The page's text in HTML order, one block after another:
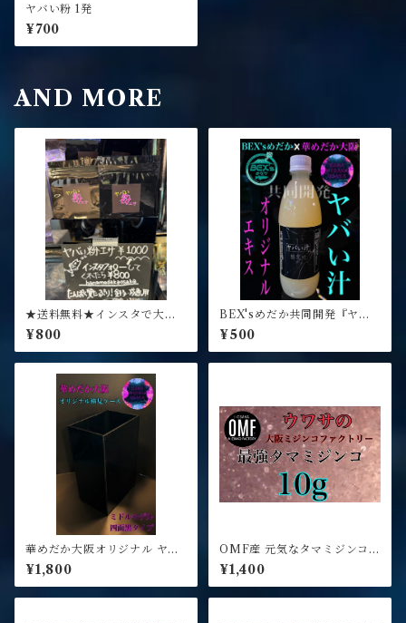
ヤバい粉 1発
¥700
AND MORE
★送料無料★インスタで大人
気！ヤバい粉エサ 20g★ 高タ
ンパクで針子稚魚を爆速ブリ
ード 成魚・ミジンコにもつか
¥800
BEX'sめだか共同開発『ヤバ
い汁』100ml 1本 乳酸菌等3菌
MIX最強エキス！水質浄化成
長促進針子稚魚致死率低下効
¥500
華めだか大阪オリジナル ヤバ
いケース Aクラス 4面タイプ
¥1,800
OMF産 元気なタマミジンコ 1
0g
¥1,400